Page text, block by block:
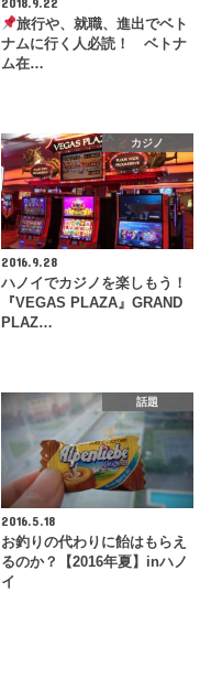
旅行や、就職、進出でベト
ナムに行く人必読！ ベトナ
ム在…
カジノ
2016.9.28
ハノイでカジノを楽しもう！
『VEGAS PLAZA』GRAND
PLAZ…
話題
2016.5.18
お釣りの代わりに飴はもらえ
るのか？【2016年夏】inハノ
イ